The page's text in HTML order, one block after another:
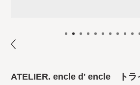
ATELIER. encle d' encle トラ